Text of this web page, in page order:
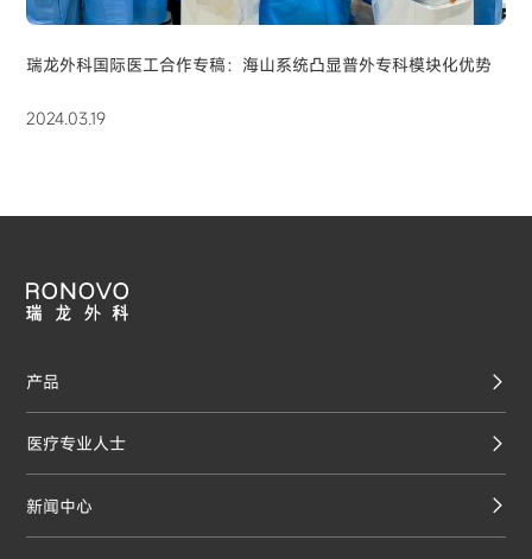
瑞龙外科国际医工合作专稿：海山系统凸显普外专科模块化优势
2024.03.19
产品
医疗专业人士
新闻中心